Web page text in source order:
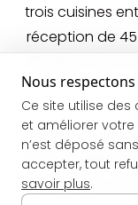
trois cuisines
réception de 45
Idéalement
la campagne
: grande
Nous
Ce site utilise
et améliorer
n’est déposé
accepter, tout
savoir plus.